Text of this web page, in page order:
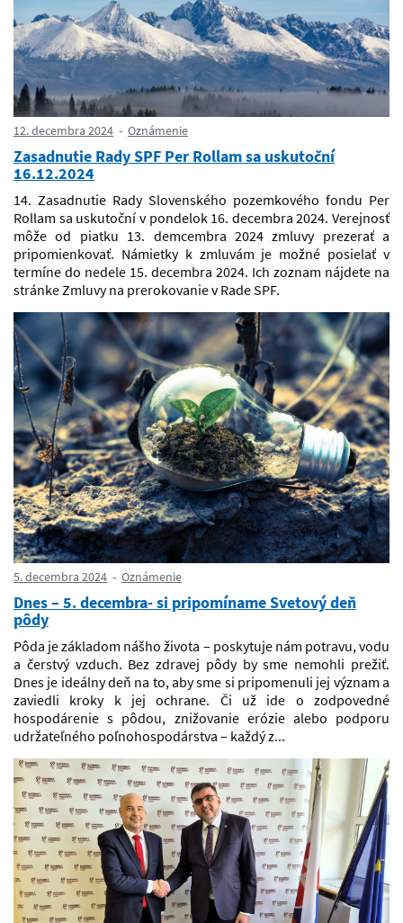
12. decembra 2024 Oznámenie
Zasadnutie Rady SPF Per Rollam sa uskutoční
16.12.2024
14. Zasadnutie Rady Slovenského pozemkového fondu Per
Rollam sa uskutoční v pondelok 16. decembra 2024. Verejnosť
môže od piatku 13. demcembra 2024 zmluvy prezerať a
pripomienkovať. Námietky k zmluvám je možné posielať v
termíne do nedele 15. decembra 2024. Ich zoznam nájdete na
stránke Zmluvy na prerokovanie v Rade SPF.
5. decembra 2024 Oznámenie
Dnes – 5. decembra- si pripomíname Svetový deň
pôdy
Pôda je základom nášho života – poskytuje nám potravu, vodu
a čerstvý vzduch. Bez zdravej pôdy by sme nemohli prežiť.
Dnes je ideálny deň na to, aby sme si pripomenuli jej význam a
zaviedli kroky k jej ochrane. Či už ide o zodpovedné
hospodárenie s pôdou, znižovanie erózie alebo podporu
udržateľného poľnohospodárstva – každý z...